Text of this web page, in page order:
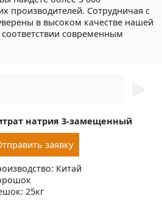
производителей. Сотрудничая с
в высоком качестве нашей
современным
натрия 3-замещенный
заявку
Китай
25кг